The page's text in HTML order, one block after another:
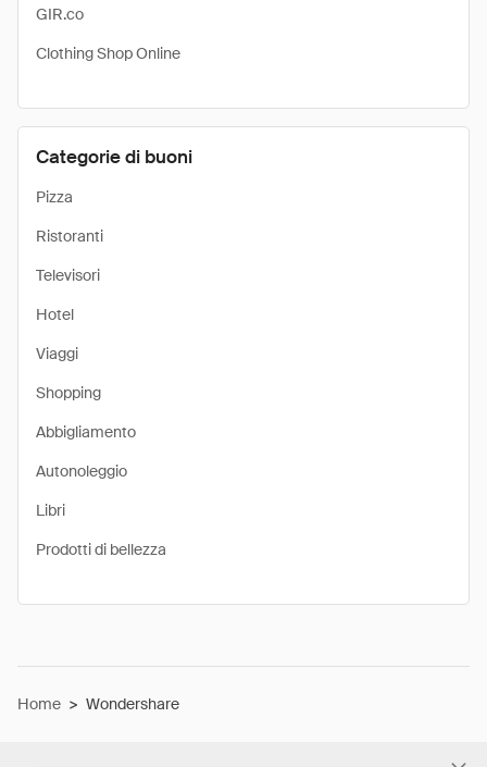
GIR.co
Clothing Shop Online
Categorie di buoni
Pizza
Ristoranti
Televisori
Hotel
Viaggi
Shopping
Abbigliamento
Autonoleggio
Libri
Prodotti di bellezza
Home > Wondershare